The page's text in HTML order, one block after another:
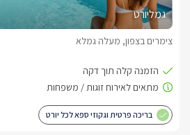
גמליורט
צימרים בצפון, מעלה גמלא
בריכה פרטית וגקוזי ספא לכל יורט